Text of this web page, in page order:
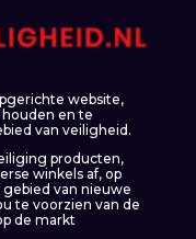
website,
en te
van veiligheid.
producten,
winkels af, op
van nieuwe
te voorzien van de
de markt